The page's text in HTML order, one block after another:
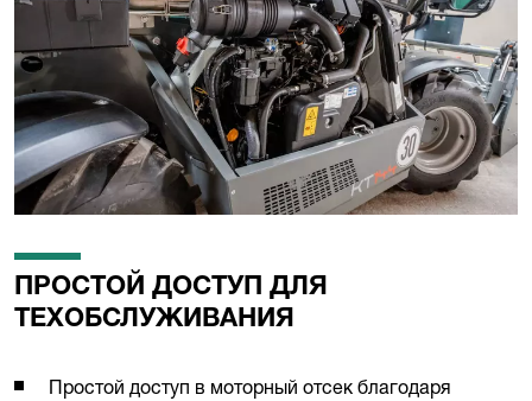
ПРОСТОЙ ДОСТУП ДЛЯ
ТЕХОБСЛУЖИВАНИЯ
Простой доступ в моторный отсек благодаря